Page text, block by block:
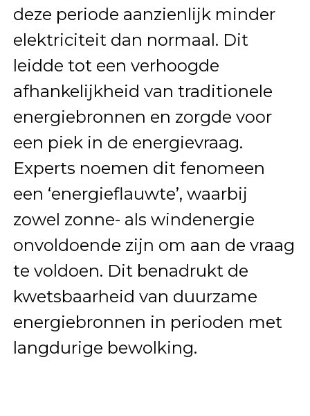
deze periode aanzienlijk minder
elektriciteit dan normaal. Dit
leidde tot een verhoogde
afhankelijkheid van traditionele
energiebronnen en zorgde voor
een piek in de energievraag.
Experts noemen dit fenomeen
een ‘energieflauwte’, waarbij
zowel zonne- als windenergie
onvoldoende zijn om aan de vraag
te voldoen. Dit benadrukt de
kwetsbaarheid van duurzame
energiebronnen in perioden met
langdurige bewolking.